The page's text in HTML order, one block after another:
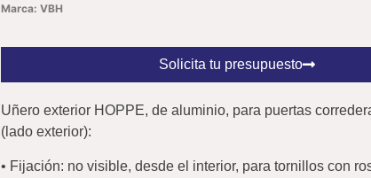
Marca: VBH
Solicita tu presupuesto
Uñero exterior HOPPE, de aluminio, para puertas
(lado exterior):
• Fijación: no visible, desde el interior, para tornillos con